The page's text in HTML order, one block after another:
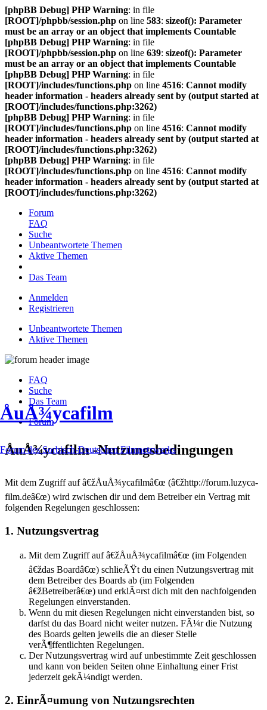
[phpBB Debug] PHP Warning: in file
[ROOT]/phpbb/session.php on line 583: sizeof(): Parameter
must be an array or an object that implements Countable
[phpBB Debug] PHP Warning: in file
[ROOT]/phpbb/session.php on line 639: sizeof(): Parameter
must be an array or an object that implements Countable
[phpBB Debug] PHP Warning: in file
[ROOT]/includes/functions.php on line 4516: Cannot modify
header information - headers already sent by (output started at
[ROOT]/includes/functions.php:3262)
[phpBB Debug] PHP Warning: in file
[ROOT]/includes/functions.php on line 4516: Cannot modify
header information - headers already sent by (output started at
[ROOT]/includes/functions.php:3262)
[phpBB Debug] PHP Warning: in file
[ROOT]/includes/functions.php on line 4516: Cannot modify
header information - headers already sent by (output started at
[ROOT]/includes/functions.php:3262)
Forum
FAQ
Suche
Unbeantwortete Themen
Aktive Themen
Das Team
Anmelden
Registrieren
Unbeantwortete Themen
Aktive Themen
ÅuÅ¾ycafilm
Forum des Sorbisch-Deutschen Filmnetzwerks
FAQ
Suche
Das Team
Forum
ÅuÅ¾ycafilm -Nutzungsbedingungen
Mit dem Zugriff auf â€žÅuÅ¾ycafilmâ€œ (â€žhttp://forum.luzyca-
film.deâ€œ) wird zwischen dir und dem Betreiber ein Vertrag mit
folgenden Regelungen geschlossen:
1. Nutzungsvertrag
Mit dem Zugriff auf â€žÅuÅ¾ycafilmâ€œ (im Folgenden
â€ždas Boardâ€œ) schlieÃŸt du einen Nutzungsvertrag mit
dem Betreiber des Boards ab (im Folgenden
â€žBetreiberâ€œ) und erklÃ¤rst dich mit den nachfolgenden
Regelungen einverstanden.
Wenn du mit diesen Regelungen nicht einverstanden bist, so
darfst du das Board nicht weiter nutzen. FÃ¼r die Nutzung
des Boards gelten jeweils die an dieser Stelle
verÃ¶ffentlichten Regelungen.
Der Nutzungsvertrag wird auf unbestimmte Zeit geschlossen
und kann von beiden Seiten ohne Einhaltung einer Frist
jederzeit gekÃ¼ndigt werden.
2. EinrÃ¤umung von Nutzungsrechten